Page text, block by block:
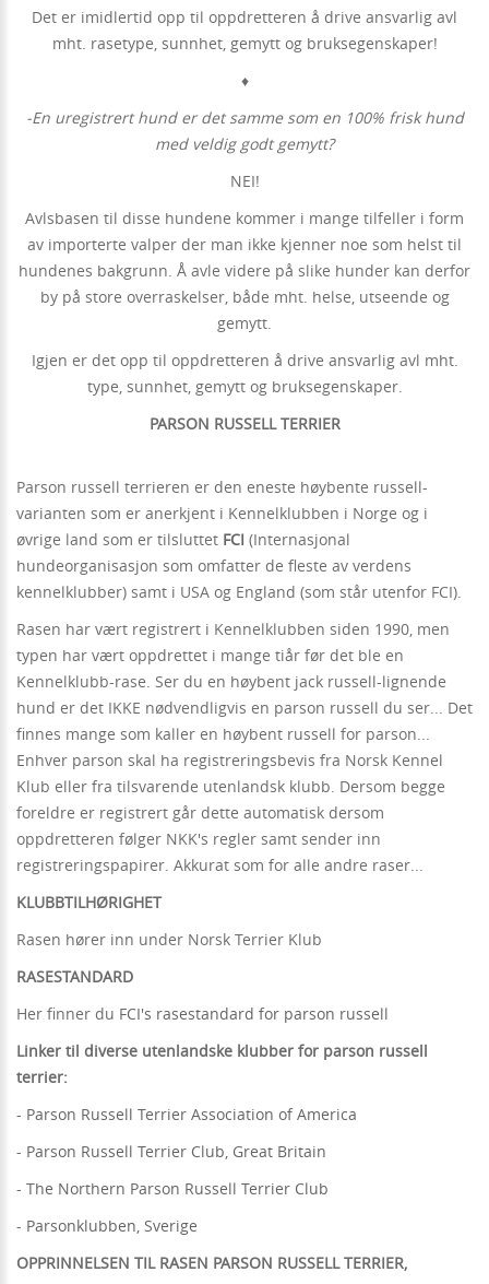
Det er imidlertid opp til oppdretteren å drive ansvarlig avl
mht. rasetype, sunnhet, gemytt og bruksegenskaper!
♦
-En uregistrert hund er det samme som en 100% frisk hund
med veldig godt gemytt?
NEI!
Avlsbasen til disse hundene kommer i mange tilfeller i form
av importerte valper der man ikke kjenner noe som helst til
hundenes bakgrunn. Å avle videre på slike hunder kan derfor
by på store overraskelser, både mht. helse, utseende og
gemytt.
Igjen er det opp til oppdretteren å drive ansvarlig avl mht.
type, sunnhet, gemytt og bruksegenskaper.
PARSON RUSSELL TERRIER
Parson russell terrieren er den eneste høybente russell-
varianten som er anerkjent i Kennelklubben i Norge og i
øvrige land som er tilsluttet FCI (Internasjonal
hundeorganisasjon som omfatter de fleste av verdens
kennelklubber) samt i USA og England (som står utenfor FCI).
Rasen har vært registrert i Kennelklubben siden 1990, men
typen har vært oppdrettet i mange tiår før det ble en
Kennelklubb-rase. Ser du en høybent jack russell-lignende
hund er det IKKE nødvendligvis en parson russell du ser... Det
finnes mange som kaller en høybent russell for parson...
Enhver parson skal ha registreringsbevis fra Norsk Kennel
Klub eller fra tilsvarende utenlandsk klubb. Dersom begge
foreldre er registrert går dette automatisk dersom
oppdretteren følger NKK's regler samt sender inn
registreringspapirer. Akkurat som for alle andre raser...
KLUBBTILHØRIGHET
Rasen hører inn under Norsk Terrier Klub
RASESTANDARD
Her finner du FCI's rasestandard for parson russell
Linker til diverse utenlandske klubber for parson russell
terrier:
- Parson Russell Terrier Association of America
- Parson Russell Terrier Club, Great Britain
- The Northern Parson Russell Terrier Club
- Parsonklubben, Sverige
OPPRINNELSEN TIL RASEN PARSON RUSSELL TERRIER,